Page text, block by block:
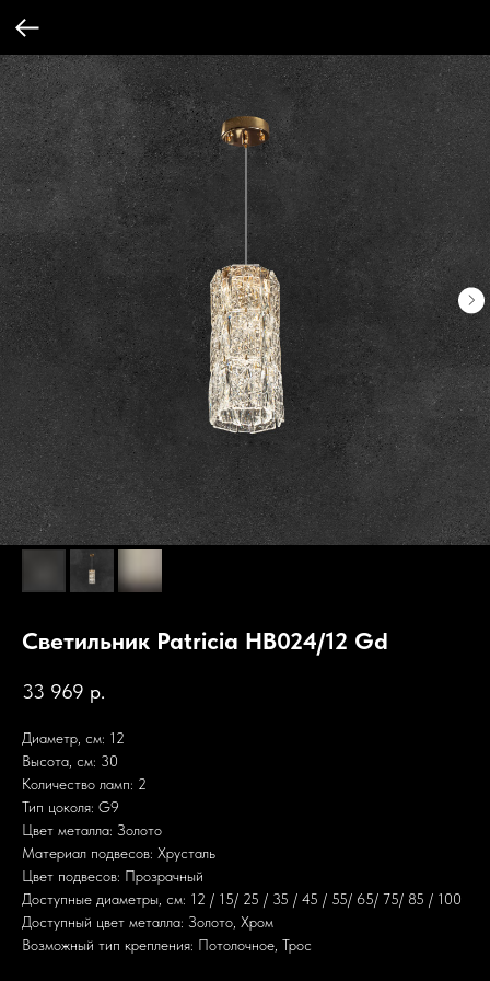
Светильник Patricia HB024/12 Gd
33 969 р.
Диаметр, см: 12
Высота, см: 30
Количество ламп: 2
Тип цоколя: G9
Цвет металла: Золото
Материал подвесов: Хрусталь
Цвет подвесов: Прозрачный
Доступные диаметры, см: 12 / 15/ 25 / 35 / 45 / 55/ 65/ 75/ 85 / 100
Доступный цвет металла: Золото, Хром
Возможный тип крепления: Потолочное, Трос